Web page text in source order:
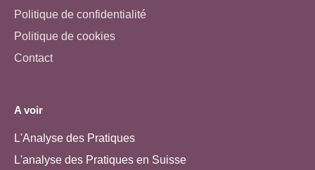
Politique de confidentialité
Politique de cookies
Contact
A voir
L'Analyse des Pratiques
L'analyse des Pratiques en Suisse